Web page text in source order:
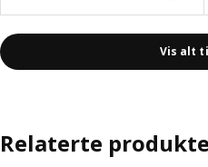
Vis alt
Relaterte